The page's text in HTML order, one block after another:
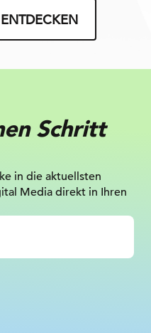
Schritt
in die aktuellsten
Media direkt in Ihren